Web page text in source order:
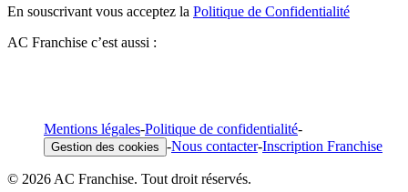
En souscrivant vous acceptez la Politique de Confidentialité
AC Franchise c’est aussi :
Mentions légales-Politique de confidentialité-
Gestion des cookies -Nous contacter-Inscription Franchise
© 2026 AC Franchise. Tout droit réservés.